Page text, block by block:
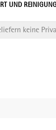
UND
keine